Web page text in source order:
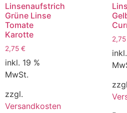
Linsenaufstrich
Grüne Linse
Tomate
Karotte
2,75 €
inkl. 19 %
MwSt.
zzgl.
Versandkosten
2,75